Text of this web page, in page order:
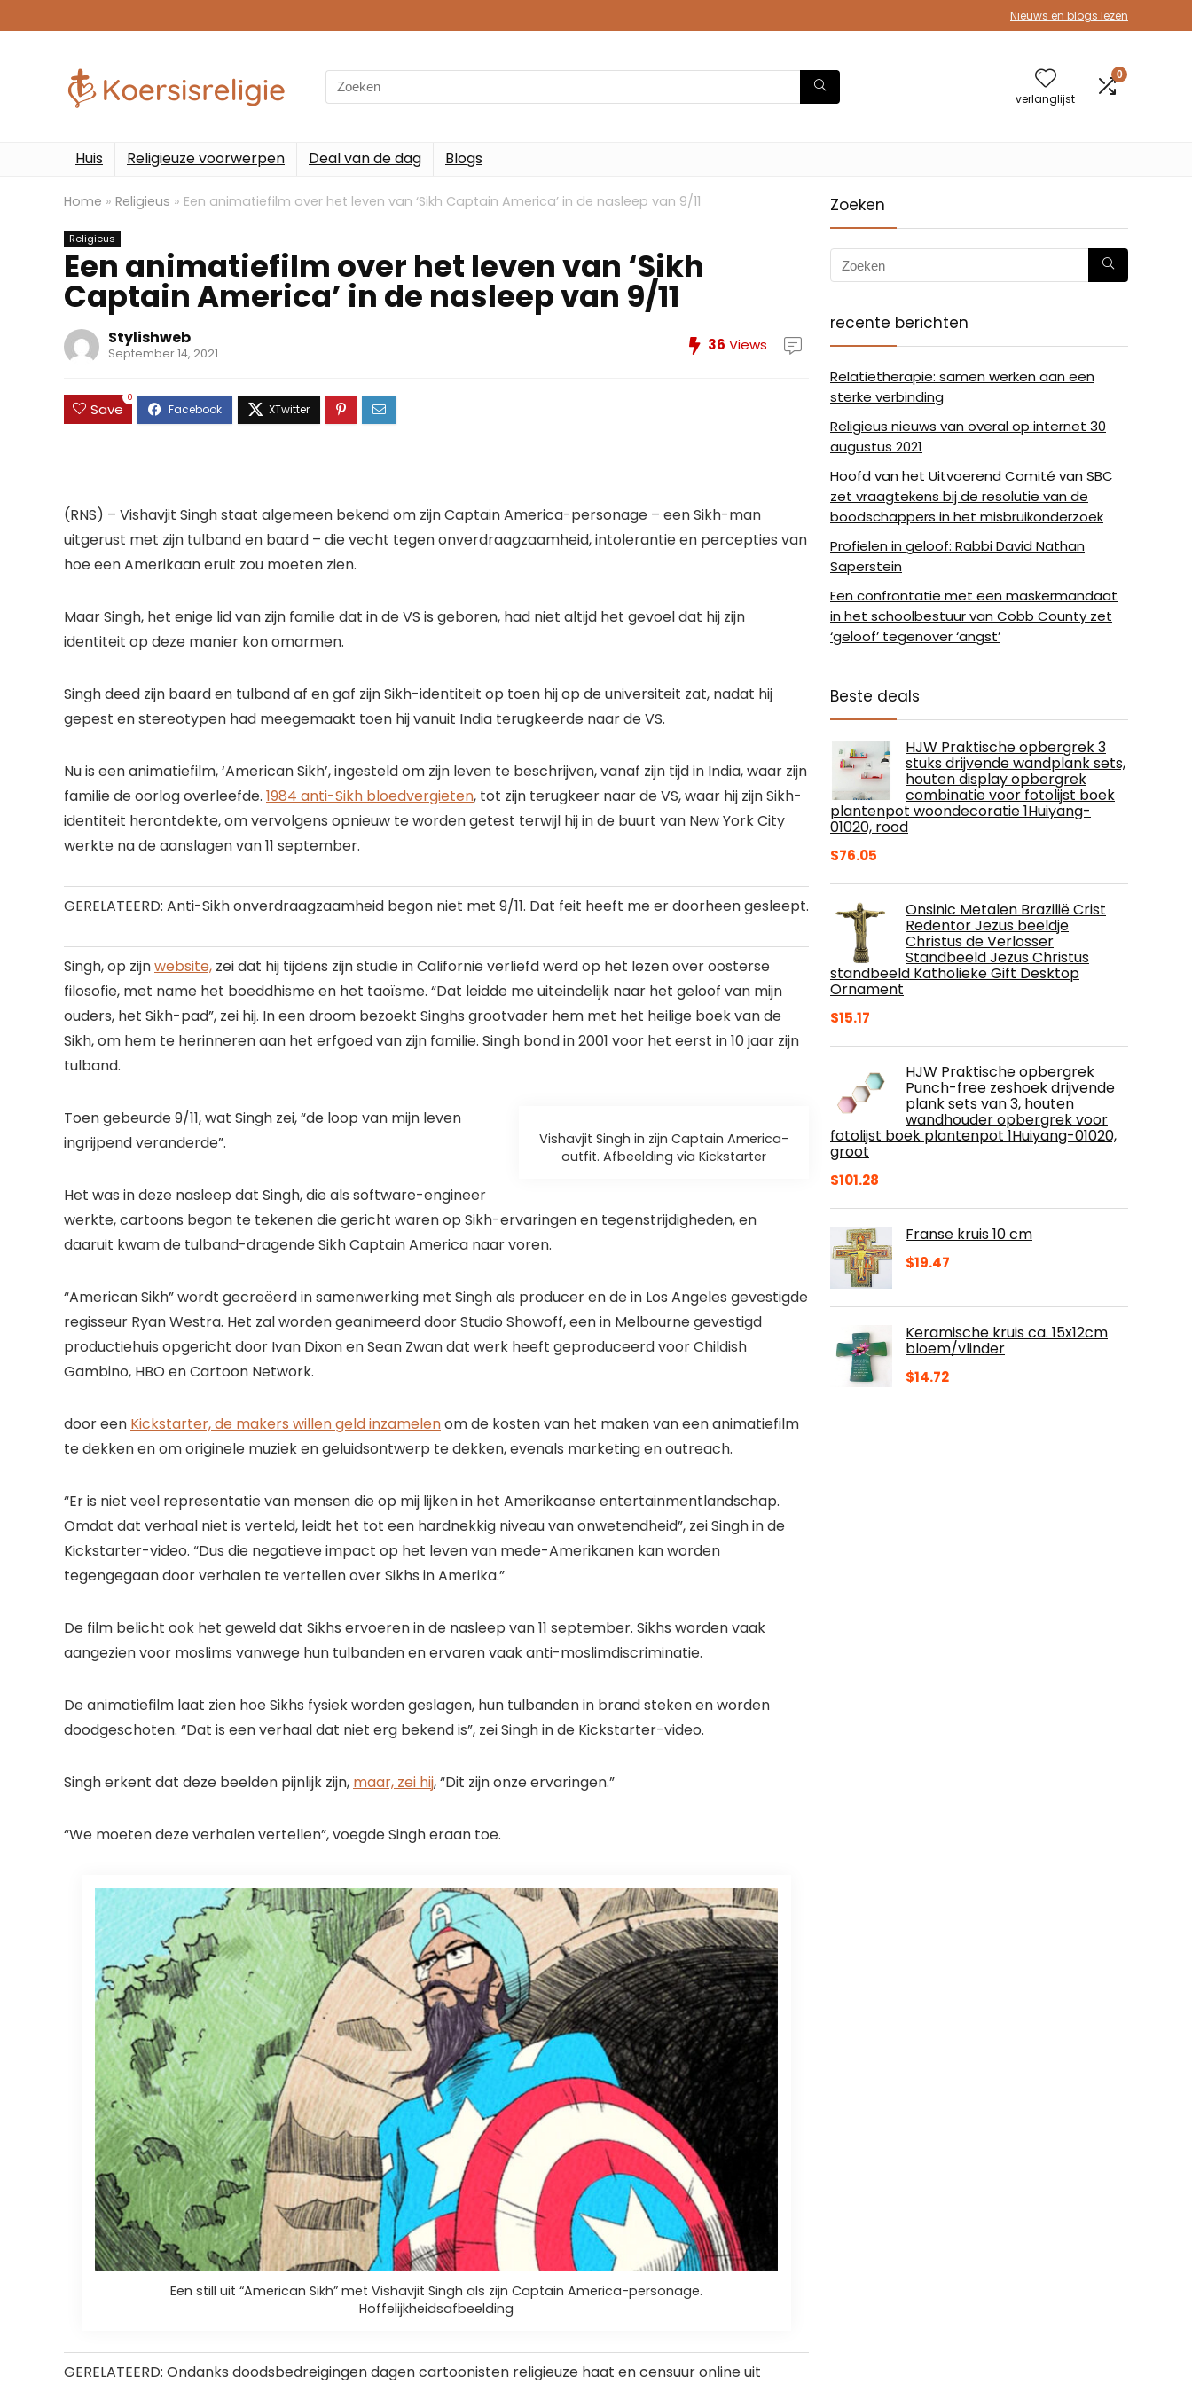
Nieuws en blogs lezen
Search
for:
verlanglijst
0
Huis Religieuze voorwerpen Deal van de dag Blogs
Home » Religieus » Een animatiefilm over het leven van ‘Sikh Captain America’ in de nasleep van 9/11
Religieus
Een animatiefilm over het leven van ‘Sikh
Captain America’ in de nasleep van 9/11
Stylishweb
September 14, 2021 36 Views
Save
0
(RNS) – Vishavjit Singh staat algemeen bekend om zijn Captain America-personage – een Sikh-man
uitgerust met zijn tulband en baard – die vecht tegen onverdraagzaamheid, intolerantie en percepties van
hoe een Amerikaan eruit zou moeten zien.
Maar Singh, het enige lid van zijn familie dat in de VS is geboren, had niet altijd het gevoel dat hij zijn
identiteit op deze manier kon omarmen.
Singh deed zijn baard en tulband af en gaf zijn Sikh-identiteit op toen hij op de universiteit zat, nadat hij
gepest en stereotypen had meegemaakt toen hij vanuit India terugkeerde naar de VS.
Nu is een animatiefilm, ‘American Sikh’, ingesteld om zijn leven te beschrijven, vanaf zijn tijd in India, waar zijn
familie de oorlog overleefde. 1984 anti-Sikh bloedvergieten, tot zijn terugkeer naar de VS, waar hij zijn Sikh-
identiteit herontdekte, om vervolgens opnieuw te worden getest terwijl hij in de buurt van New York City
werkte na de aanslagen van 11 september.
GERELATEERD: Anti-Sikh onverdraagzaamheid begon niet met 9/11. Dat feit heeft me er doorheen gesleept.
Singh, op zijnwebsite, zei dat hij tijdens zijn studie in Californië verliefd werd op het lezen over oosterse
filosofie, met name het boeddhisme en het taoïsme. “Dat leidde me uiteindelijk naar het geloof van mijn
ouders, het Sikh-pad”, zei hij. In een droom bezoekt Singhs grootvader hem met het heilige boek van de
Sikh, om hem te herinneren aan het erfgoed van zijn familie. Singh bond in 2001 voor het eerst in 10 jaar zijn
tulband.
Vishavjit Singh in zijn Captain America-
outfit. Afbeelding via Kickstarter
Toen gebeurde 9/11, wat Singh zei, “de loop van mijn leven
ingrijpend veranderde”.
Het was in deze nasleep dat Singh, die als software-engineer
werkte, cartoons begon te tekenen die gericht waren op Sikh-ervaringen en tegenstrijdigheden, en
daaruit kwam de tulband-dragende Sikh Captain America naar voren.
“American Sikh” wordt gecreëerd in samenwerking met Singh als producer en de in Los Angeles gevestigde
regisseur Ryan Westra. Het zal worden geanimeerd door Studio Showoff, een in Melbourne gevestigd
productiehuis opgericht door Ivan Dixon en Sean Zwan dat werk heeft geproduceerd voor Childish
Gambino, HBO en Cartoon Network.
door een Kickstarter, de makers willen geld inzamelenom de kosten van het maken van een animatiefilm
te dekken en om originele muziek en geluidsontwerp te dekken, evenals marketing en outreach.
“Er is niet veel representatie van mensen die op mij lijken in het Amerikaanse entertainmentlandschap.
Omdat dat verhaal niet is verteld, leidt het tot een hardnekkig niveau van onwetendheid”, zei Singh in de
Kickstarter-video. “Dus die negatieve impact op het leven van mede-Amerikanen kan worden
tegengegaan door verhalen te vertellen over Sikhs in Amerika.”
De film belicht ook het geweld dat Sikhs ervoeren in de nasleep van 11 september. Sikhs worden vaak
aangezien voor moslims vanwege hun tulbanden en ervaren vaak anti-moslimdiscriminatie.
De animatiefilm laat zien hoe Sikhs fysiek worden geslagen, hun tulbanden in brand steken en worden
doodgeschoten. “Dat is een verhaal dat niet erg bekend is”, zei Singh in de Kickstarter-video.
Singh erkent dat deze beelden pijnlijk zijn, maar, zei hij, “Dit zijn onze ervaringen.”
“We moeten deze verhalen vertellen”, voegde Singh eraan toe.
Een still uit “American Sikh” met Vishavjit Singh als zijn Captain America-personage.
Hoffelijkheidsafbeelding
GERELATEERD: Ondanks doodsbedreigingen dagen cartoonisten religieuze haat en censuur online uit
Zoeken
recente berichten
Relatietherapie: samen werken aan een
sterke verbinding
Religieus nieuws van overal op internet 30
augustus 2021
Hoofd van het Uitvoerend Comité van SBC
zet vraagtekens bij de resolutie van de
boodschappers in het misbruikonderzoek
Profielen in geloof: Rabbi David Nathan
Saperstein
Een confrontatie met een maskermandaat
in het schoolbestuur van Cobb County zet
‘geloof’ tegenover ‘angst’
Beste deals
HJW Praktische opbergrek 3
stuks drijvende wandplank sets,
houten display opbergrek
combinatie voor fotolijst boek
plantenpot woondecoratie 1Huiyang-
01020, rood
$76.05
Onsinic Metalen Brazilië Crist
Redentor Jezus beeldje
Christus de Verlosser
Standbeeld Jezus Christus
standbeeld Katholieke Gift Desktop
Ornament
$15.17
HJW Praktische opbergrek
Punch-free zeshoek drijvende
plank sets van 3, houten
wandhouder opbergrek voor
fotolijst boek plantenpot 1Huiyang-01020,
groot
$101.28
Franse kruis 10 cm
$19.47
Keramische kruis ca. 15x12cm
bloem/vlinder
$14.72